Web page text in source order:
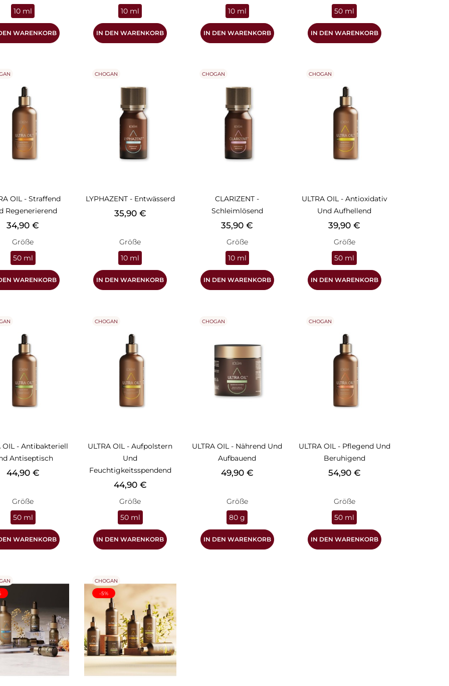
10 ml
WARENKORB
10 ml
IN DEN WARENKORB
10 ml
IN DEN WARENKORB
50 ml
IN DEN WARENKORB
OIL - Straffend
Regenerierend
Preis
34,90 €
Größe
50 ml
WARENKORB
LYPHAZENT - Entwässerd
Preis
35,90 €
Größe
10 ml
IN DEN WARENKORB
CHOGAN
CLARIZENT -
Schleimlösend
Preis
35,90 €
Größe
10 ml
IN DEN WARENKORB
CHOGAN
ULTRA OIL - Antioxidativ
Und Aufhellend
Preis
39,90 €
Größe
50 ml
IN DEN WARENKORB
CHOGAN
OIL - Antibakteriell
Antiseptisch
Preis
44,90 €
Größe
50 ml
WARENKORB
ULTRA OIL - Aufpolstern
Und
Feuchtigkeitsspendend
Preis
44,90 €
Größe
50 ml
IN DEN WARENKORB
CHOGAN
ULTRA OIL - Nährend Und
Aufbauend
Preis
49,90 €
Größe
80 g
IN DEN WARENKORB
CHOGAN
ULTRA OIL - Pflegend Und
Beruhigend
Preis
54,90 €
Größe
50 ml
IN DEN WARENKORB
CHOGAN
CHOGAN
-5%